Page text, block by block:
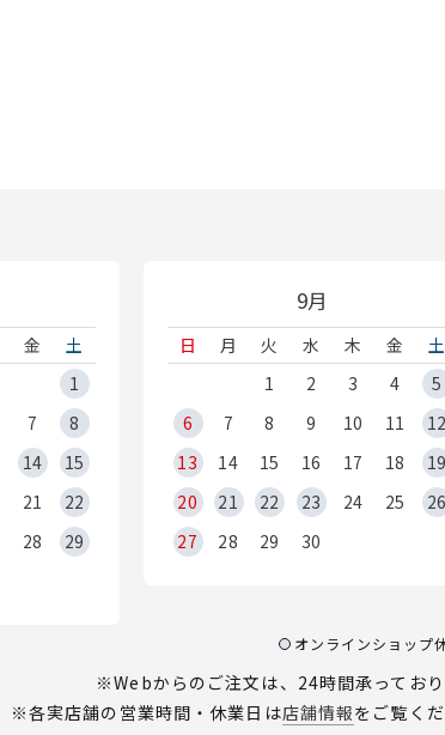
金
土
1
7
8
14
15
21
22
28
29
9月
日 月 火 水 木 金
土
1
2 3 4
5
6
7 8 9 10 11
12
13
14 15 16 17 18
19
20
21 22 23 24 25
26
27
28 29 30
オンラインショップ
※Webからのご注文は、24時間承ってお
※各実店舗の営業時間・休業日は店舗情報をご覧く